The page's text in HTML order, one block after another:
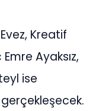
Kreatif
Ayaksız,
ise